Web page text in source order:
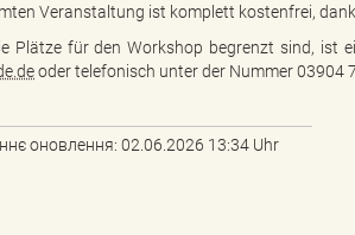
e
Veranstaltung ist komplett kostenfrei,
Plätze für den Workshop begrenzt sind, ist
oder telefonisch unter der Nummer 03904
оновлення: 02.06.2026 13:34 Uhr